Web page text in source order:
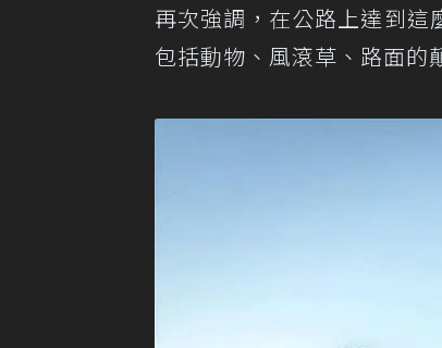
再次強調，在公路上達到這
包括動物、風滾草、路面